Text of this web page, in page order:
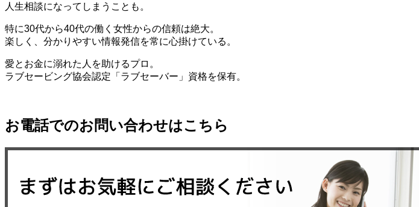
人生相談になってしまうことも。
特に30代から40代の働く女性からの信頼は絶大。
楽しく、分かりやすい情報発信を常に心掛けている。
愛とお金に溺れた人を助けるプロ。
ラブセービング協会認定「ラブセーバー」資格を保有。
お電話でのお問い合わせはこちら